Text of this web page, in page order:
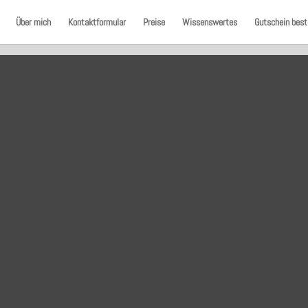
Über mich Kontaktformular Preise Wissenswertes Gutschein